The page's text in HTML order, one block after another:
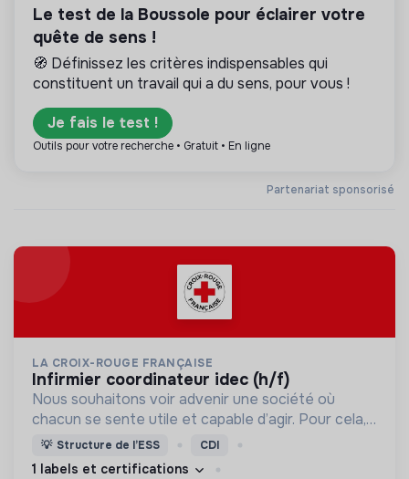
Partenariat sponsorisé
Le test de la Boussole pour éclairer votre
quête de sens !
🧭 Définissez les critères indispensables qui
constituent un travail qui a du sens, pour vous !
Je fais le test !
Outils pour votre recherche • Gratuit • En ligne
LA CROIX-ROUGE FRANÇAISE
infirmier coordinateur idec (h/f)
Nous souhaitons voir advenir une société où
chacun se sente utile et capable d’agir. Pour cela,
nous proposons des moyens et des lieux
d’engagement innovants et adaptés à tous.
💡 Structure de l’ESS CDI
1 labels et certifications